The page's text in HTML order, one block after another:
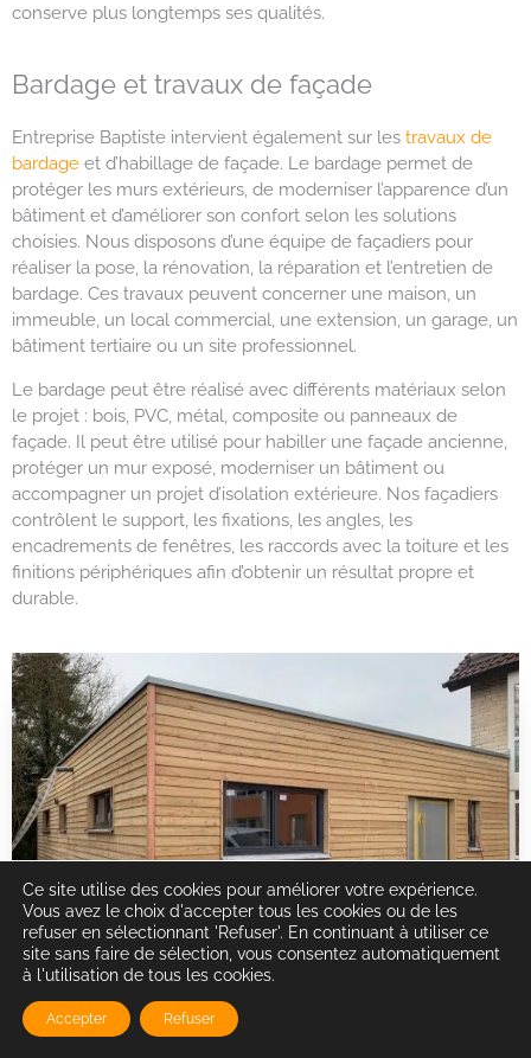
conserve plus longtemps ses qualités.
Bardage et travaux de façade
Entreprise Baptiste intervient également sur les travaux de
bardage et d’habillage de façade. Le bardage permet de
protéger les murs extérieurs, de moderniser l’apparence d’un
bâtiment et d’améliorer son confort selon les solutions
choisies. Nous disposons d’une équipe de façadiers pour
réaliser la pose, la rénovation, la réparation et l’entretien de
bardage. Ces travaux peuvent concerner une maison, un
immeuble, un local commercial, une extension, un garage, un
bâtiment tertiaire ou un site professionnel.
Le bardage peut être réalisé avec différents matériaux selon
le projet : bois, PVC, métal, composite ou panneaux de
façade. Il peut être utilisé pour habiller une façade ancienne,
protéger un mur exposé, moderniser un bâtiment ou
accompagner un projet d’isolation extérieure. Nos façadiers
contrôlent le support, les fixations, les angles, les
encadrements de fenêtres, les raccords avec la toiture et les
finitions périphériques afin d’obtenir un résultat propre et
durable.
Intervention pour particuliers et
Ce site utilise des cookies pour améliorer votre expérience.
Vous avez le choix d'accepter tous les cookies ou de les
refuser en sélectionnant 'Refuser'. En continuant à utiliser ce
site sans faire de sélection, vous consentez automatiquement
à l'utilisation de tous les cookies.
Accepter Refuser